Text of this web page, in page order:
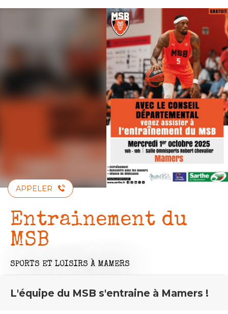
Aller
principal
APPELER
Entrainement du
MSB
SPORTS ET LOISIRS À MAMERS
L'équipe du MSB s'entraine à Mamers !